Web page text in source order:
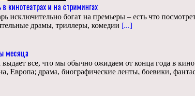
и на стримингах
исключительно богат на премьеры – есть что
драмы, триллеры, комедии [...]
месяца
все, что мы обычно ожидаем от конца года в
Европа; драма, биографические ленты, боевики,